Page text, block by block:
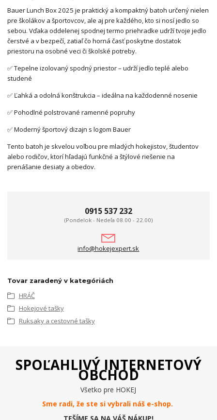
Bauer Lunch Box 2025 je praktický a kompaktný batoh určený nielen
pre školákov a športovcov, ale aj pre každého, kto si nosí jedlo so
sebou. Vďaka oddelenej spodnej termo priehradke udrží tvoje jedlo
čerstvé a v bezpečí, zatiaľ čo horná časť poskytne dostatok
priestoru na osobné veci či školské potreby.
✅ Tepelne izolovaný spodný priestor – udrží jedlo teplé alebo
studené
✅ Ľahká a odolná konštrukcia – ideálna na každodenné nosenie
✅ Pohodlné polstrované ramenné popruhy
✅ Moderný športový dizajn s logom Bauer
Tento batoh je skvelou voľbou pre mladých hokejistov, študentov
alebo rodičov, ktorí hľadajú funkčné a štýlové riešenie na
prenášanie desiaty a obedov.
0915 537 232
(Pondelok - Nedeľa 08.00 - 22.00)
info@hokejexpert.sk
Tovar zaradený v kategóriách
HRÁČ
Hokejové tašky
Ruksaky a cestovné tašky
SPOĽAHLIVÝ INTERNETOVÝ
OBCHOD
Všetko pre HOKEJ
Sme radi, že ste si vybrali náš e-shop.